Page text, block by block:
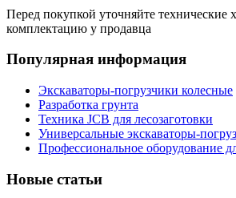
Перед покупкой уточняйте технические
комплектацию у продавца
Популярная информация
Экскаваторы-погрузчики колесные
Разработка грунта
Техника JCB для лесозаготовки
Универсальные экскаваторы-
Профессиональное оборудование
Новые статьи